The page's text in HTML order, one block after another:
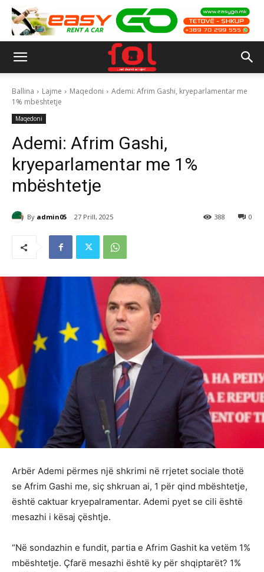
Ballina Lajme Maqedoni
Ademi: Afrim Gashi, kryeparlamentar me
1% mbështetje
Maqedoni
Ademi: Afrim Gashi,
kryeparlamentar me 1%
mbështetje
By admin05 27 Prill, 2025 0
388
Arbër Ademi përmes një shkrimi në rrjetet sociale thotë
se Afrim Gashi me, siç shkruan ai, 1 për qind mbështetje,
është caktuar kryepalramentar. Ademi pyet se cili është
mesazhi i kësaj çështje.
“Në sondazhin e fundit, partia e Afrim Gashit ka vetëm 1%
mbështetje. Çfarë mesazhi është ky për shqiptarët? 1%